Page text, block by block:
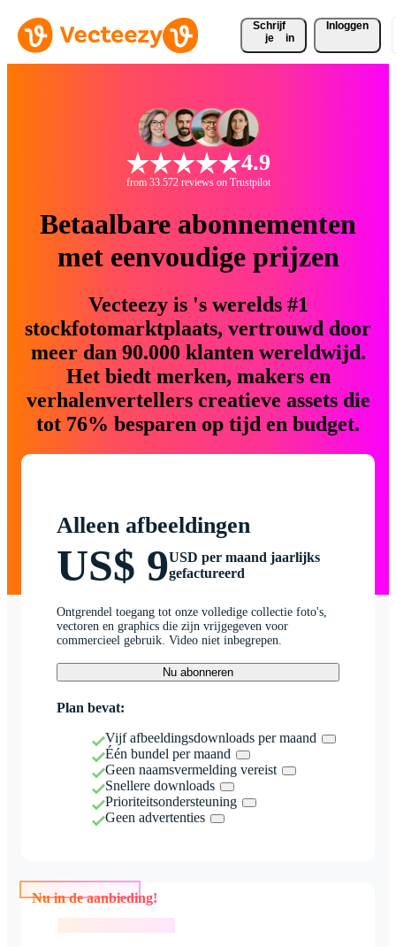
Schrijf
je
in
Inloggen
4.9
from 33.572 reviews on Trustpilot
Betaalbare abonnementen
met eenvoudige prijzen
Vecteezy is 's werelds #1
stockfotomarktplaats, vertrouwd door
meer dan 90.000 klanten wereldwijd.
Het biedt merken, makers en
verhalenvertellers creatieve assets die
tot 76% besparen op tijd en budget.
Alleen afbeeldingen
US$ 9USD per maand jaarlijks
gefactureerd
Ontgrendel toegang tot onze volledige collectie foto's,
vectoren en graphics die zijn vrijgegeven voor
commercieel gebruik. Video niet inbegrepen.
Nu abonneren
Plan bevat:
Vijf afbeeldingsdownloads per maand
Één bundel per maand
Geen naamsvermelding vereist
Snellere downloads
Prioriteitsondersteuning
Geen advertenties
Nu in de aanbieding!